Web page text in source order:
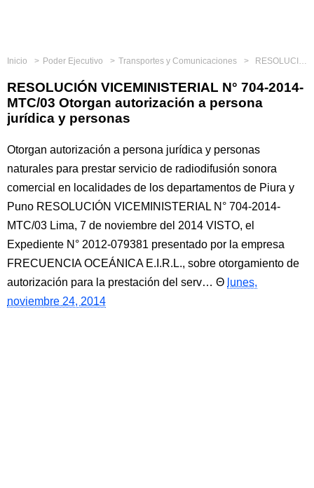
Inicio Poder Ejecutivo Transportes y Comunicaciones RESOLUCIÓN VICEMINISTERIAL N° 704-2014-MTC/03 Otorgan autorización a persona jurídica y personas
RESOLUCIÓN VICEMINISTERIAL N° 704-2014-
MTC/03 Otorgan autorización a persona
jurídica y personas
Otorgan autorización a persona jurídica y personas
naturales para prestar servicio de radiodifusión sonora
comercial en localidades de los departamentos de Piura y
Puno RESOLUCIÓN VICEMINISTERIAL N° 704-2014-
MTC/03 Lima, 7 de noviembre del 2014 VISTO, el
Expediente N° 2012-079381 presentado por la empresa
FRECUENCIA OCEÁNICA E.I.R.L., sobre otorgamiento de
autorización para la prestación del serv…
lunes,
noviembre 24, 2014